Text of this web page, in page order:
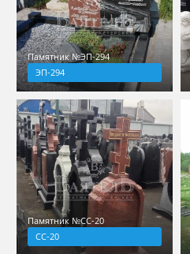
Памятник №ЭП-294
ЭП-294
Памятник №СС-20
СС-20